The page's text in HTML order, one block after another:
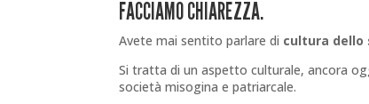
FACCIAMO CHIAREZZA.
Avete mai sentito parlare di cultura dello
Si tratta di un aspetto culturale, ancora
società misogina e patriarcale.